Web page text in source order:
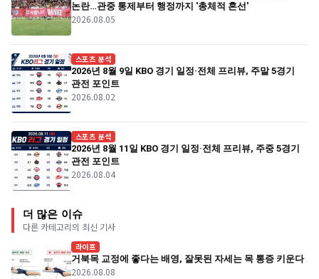
논란…관중 통제부터 행정까지 '총체적 혼선'
2026.08.05
스포츠 분석
2026년 8월 9일 KBO 경기 일정·전체 프리뷰, 주말 5경기
관전 포인트
2026.08.02
스포츠 분석
2026년 8월 11일 KBO 경기 일정·전체 프리뷰, 주중 5경기
관전 포인트
2026.08.04
더 많은 이슈
다른 카테고리의 최신 기사
라이프
거북목 교정에 좋다는 배영, 잘못된 자세는 목 통증 키운다
2026.08.08